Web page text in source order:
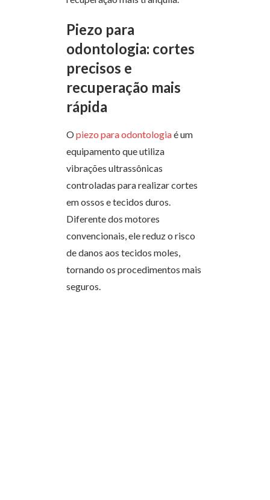
Piezo para
odontologia: cortes
precisos e
recuperação mais
rápida
Opiezo para odontologiaé um
equipamento que utiliza
vibrações ultrassônicas
controladas para realizar cortes
em ossos e tecidos duros.
Diferente dos motores
convencionais, ele reduz o risco
de danos aos tecidos moles,
tornando os procedimentos mais
seguros.